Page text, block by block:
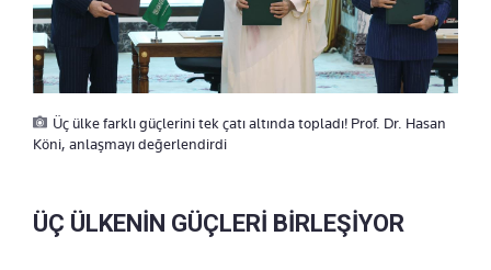
Üç ülke farklı güçlerini tek çatı altında topladı! Prof. Dr. Hasan
Köni, anlaşmayı değerlendirdi
ÜÇ ÜLKENİN GÜÇLERİ BİRLEŞİYOR